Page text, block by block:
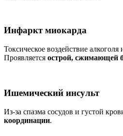
Инфаркт миокарда
Токсическое воздействие
Проявляется острой, сжимающей
Ишемический инсульт
Из-за спазма сосудов и густой
координации.